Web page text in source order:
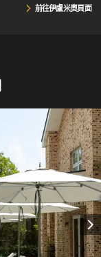
前往伊盧米奧頁面